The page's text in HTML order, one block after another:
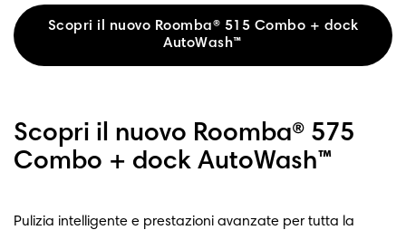
Scopri il nuovo Roomba® 515 Combo + dock
AutoWash™
Scopri il nuovo Roomba® 575
Combo + dock AutoWash™
Pulizia intelligente e prestazioni avanzate per tutta la